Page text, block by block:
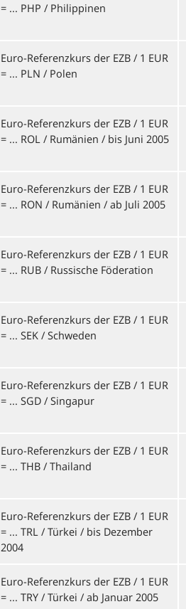
= ... PHP / Philippinen
Euro-Referenzkurs der EZB / 1 EUR
= ... PLN / Polen
Euro-Referenzkurs der EZB / 1 EUR
= ... ROL / Rumänien / bis Juni 2005
Euro-Referenzkurs der EZB / 1 EUR
= ... RON / Rumänien / ab Juli 2005
Euro-Referenzkurs der EZB / 1 EUR
= ... RUB / Russische Föderation
Euro-Referenzkurs der EZB / 1 EUR
= ... SEK / Schweden
Euro-Referenzkurs der EZB / 1 EUR
= ... SGD / Singapur
Euro-Referenzkurs der EZB / 1 EUR
= ... THB / Thailand
Euro-Referenzkurs der EZB / 1 EUR
= ... TRL / Türkei / bis Dezember
2004
Euro-Referenzkurs der EZB / 1 EUR
= ... TRY / Türkei / ab Januar 2005